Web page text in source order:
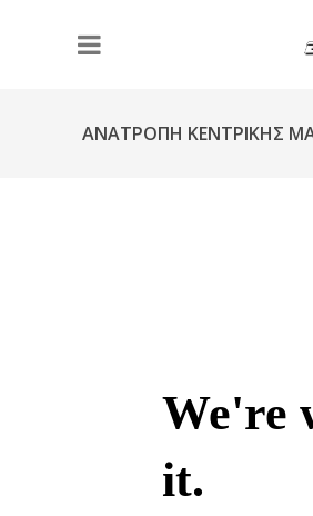
ΑΝΑΤΡΟΠΗ ΚΕΝΤΡΙΚΗΣ